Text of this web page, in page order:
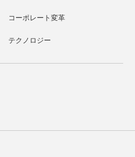
コーポレート変革
テクノロジー